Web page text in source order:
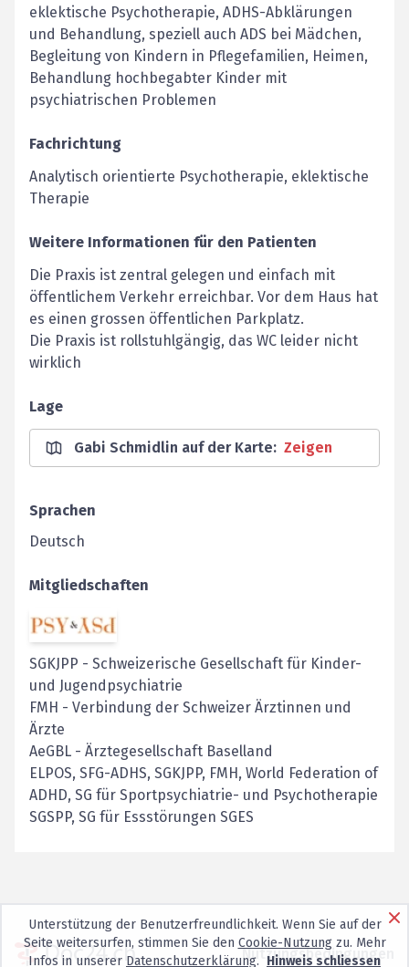
eklektische Psychotherapie, ADHS-Abklärungen
und Behandlung, speziell auch ADS bei Mädchen,
Begleitung von Kindern in Pflegefamilien, Heimen,
Behandlung hochbegabter Kinder mit
psychiatrischen Problemen
Fachrichtung
Analytisch orientierte Psychotherapie, eklektische
Therapie
Weitere Informationen für den Patienten
Die Praxis ist zentral gelegen und einfach mit
öffentlichem Verkehr erreichbar. Vor dem Haus hat
es einen grossen öffentlichen Parkplatz.
Die Praxis ist rollstuhlgängig, das WC leider nicht
wirklich
Lage
Gabi Schmidlin auf der Karte: Zeigen
Sprachen
Deutsch
Mitgliedschaften
SGKJPP - Schweizerische Gesellschaft für Kinder-
und Jugendpsychiatrie
FMH - Verbindung der Schweizer Ärztinnen und
Ärzte
AeGBL - Ärztegesellschaft Baselland
ELPOS, SFG-ADHS, SGKJPP, FMH, World Federation of
ADHD, SG für Sportpsychiatrie- und Psychotherapie
SGSPP, SG für Essstörungen SGES
Nutzungsbedingungen
Unterstützung der Benutzerfreundlichkeit. Wenn Sie auf der
Seite weitersurfen, stimmen Sie den Cookie-Nutzungzu. Mehr
Infos in unserer Datenschutzerklärung. Hinweis schliessen